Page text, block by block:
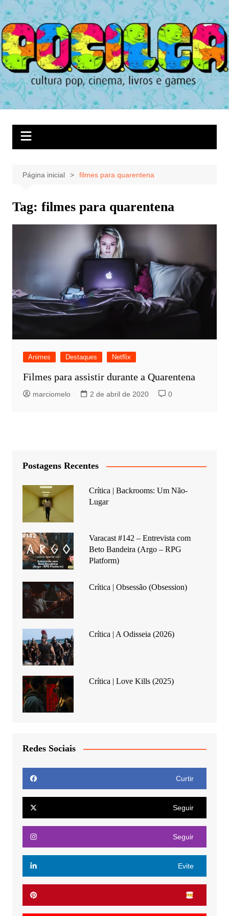
Ir
para
o
conteúdo
Página inicial filmes para quarentena
Tag: filmes para quarentena
Animes Destaques Netflix
Filmes para assistir durante a Quarentena
marciomelo 2 de abril de 2020 0
Postagens Recentes
Crítica | Backrooms: Um Não-
Lugar
Varacast #142 – Entrevista com
Beto Bandeira (Argo – RPG
Platform)
Crítica | Obsessão (Obsession)
Crítica | A Odisseia (2026)
Crítica | Love Kills (2025)
Redes Sociais
Curtir
Seguir
Seguir
Evite